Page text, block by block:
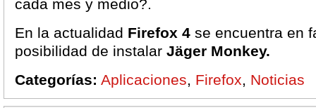
cada mes y medio?.
En la actualidad Firefox 4 se encuentra en
posibilidad de instalar Jäger Monkey.
Categorías: Aplicaciones, Firefox, Noticias